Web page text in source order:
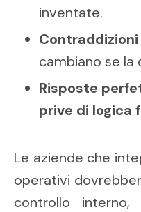
inventate.
cambiano se la
Risposte
prive di logica
Le aziende che
operativi
controllo